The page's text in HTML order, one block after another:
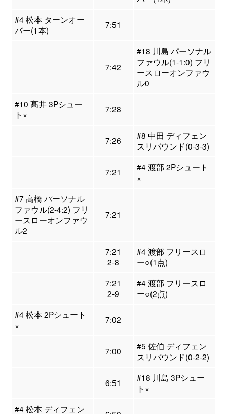
#4 松本 ターンオー
バー(1本)
7:51
7:42
#18 川島 パーソナル
ファウル(1-1:0) フリ
ースローオンファウ
ル0
#10 髙井 3Pシュー
ト×
7:28
7:26
#8 中田 ディフェン
スリバウンド(0-3-3)
7:21
#4 渡部 2Pシュート
×
#7 高橋 パーソナル
ファウル(2-4:2) フリ
ースローオンファウ
ル2
7:21
7:21
2-8
#4 渡部 フリースロ
ー○(1点)
7:21
2-9
#4 渡部 フリースロ
ー○(2点)
#4 松本 2Pシュート
×
7:02
7:00
#5 佐伯 ディフェン
スリバウンド(0-2-2)
6:51
#18 川島 3Pシュー
ト×
#4 松本 ディフェン